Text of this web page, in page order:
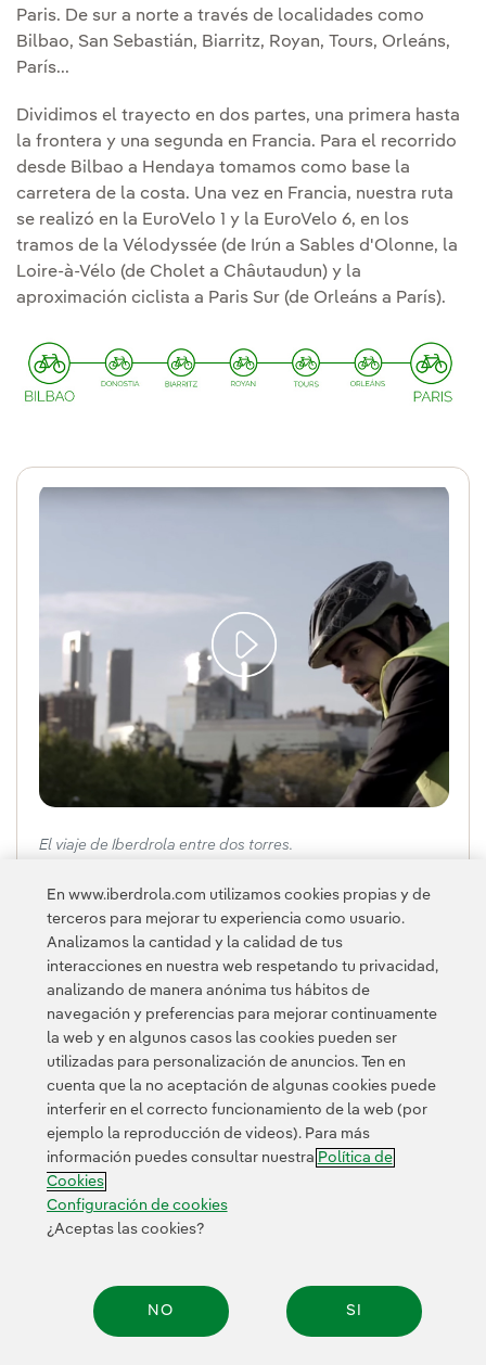
Paris. De sur a norte a través de localidades como
Bilbao, San Sebastián, Biarritz, Royan, Tours, Orleáns,
París...
Dividimos el trayecto en dos partes, una primera hasta
la frontera y una segunda en Francia. Para el recorrido
desde Bilbao a Hendaya tomamos como base la
carretera de la costa. Una vez en Francia, nuestra ruta
se realizó en la EuroVelo 1 y la EuroVelo 6, en los
tramos de la Vélodyssée (de Irún a Sables d'Olonne, la
Loire-à-Vélo (de Cholet a Châutaudun) y la
aproximación ciclista a Paris Sur (de Orleáns a París).
El viaje de Iberdrola entre dos torres.
Contacta Clientes Política de Privacidad Información legal
Transparencia en el uso de la IA Política de cookies
Configuración de cookies Accesibilidad Canal de denuncias
© 2026 Iberdrola, S.A. Reservados todos los derechos.
En www.iberdrola.com utilizamos cookies propias y de
terceros para mejorar tu experiencia como usuario.
Analizamos la cantidad y la calidad de tus
interacciones en nuestra web respetando tu privacidad,
analizando de manera anónima tus hábitos de
navegación y preferencias para mejorar continuamente
la web y en algunos casos las cookies pueden ser
utilizadas para personalización de anuncios. Ten en
cuenta que la no aceptación de algunas cookies puede
interferir en el correcto funcionamiento de la web (por
ejemplo la reproducción de videos). Para más
información puedes consultar nuestra Política de
Cookies
Configuración de cookies
¿Aceptas las cookies?
NO SI